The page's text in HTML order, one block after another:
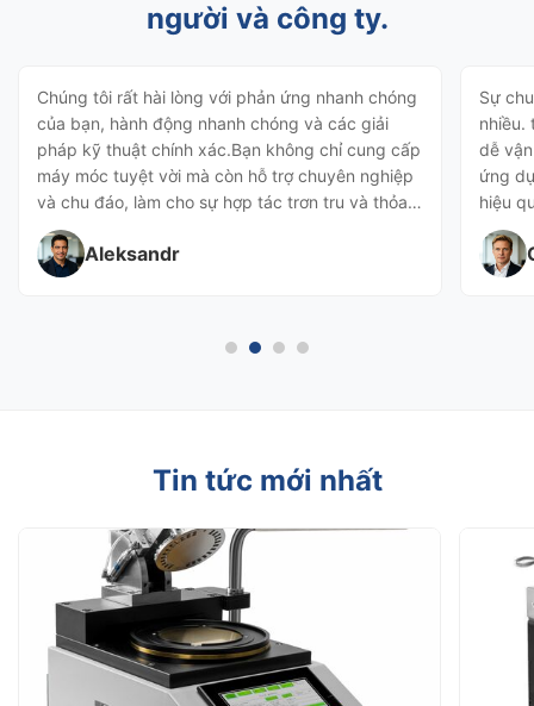
người và công ty.
Chúng tôi rất hài lòng với phản ứng nhanh chóng
của bạn, hành động nhanh chóng và các giải
pháp kỹ thuật chính xác.Bạn không chỉ cung cấp
máy móc tuyệt vời mà còn hỗ trợ chuyên nghiệp
và chu đáo, làm cho sự hợp tác trơn tru và thỏa
đáng.
Aleksandr
Sự
nhiều.
dễ
ứng
hiệu
Tin tức mới nhất